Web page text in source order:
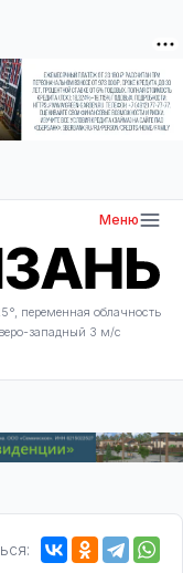
Меню
переменная облачность
западный 3 м/с